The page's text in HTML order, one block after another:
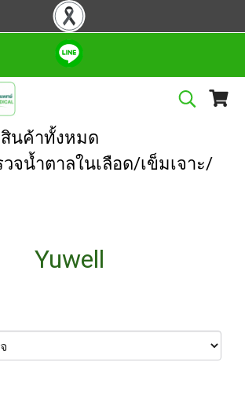
สินค้าทั้งหมด
วจน้ำตาลในเลือด/เข็มเจาะ/
Yuwell